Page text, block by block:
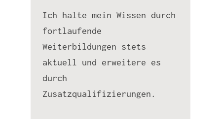
Ich halte mein Wissen durch
fortlaufende
Weiterbildungen stets
aktuell und erweitere es
durch
Zusatzqualifizierungen.